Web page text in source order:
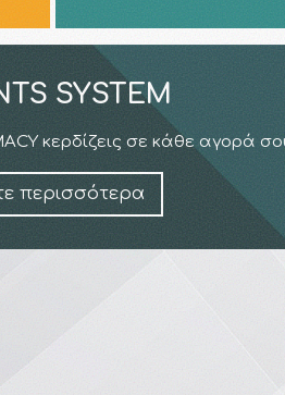
SYSTEM
κερδίζεις σε κάθε αγορά
περισσότερα